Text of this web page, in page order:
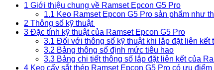
1 Giới thiệu chung về Ramset Epcon G5 Pro
1.1 Keo Ramset Epcon G5 Pro sản phẩm như
2 Thông số kỹ thuật
3 Đặc tính kỹ thuật của Ramset Epcon G5 Pro
3.1 Đối với thông số kỹ thuật khi lắp đặt liên kết
3.2 Bảng thông số định mức tiêu hao
3.3 Bảng chi tiết thông số lắp đặt liên kết của
4 Keo cấy sắt thép Ramset Epcon G5 Pro có ưu